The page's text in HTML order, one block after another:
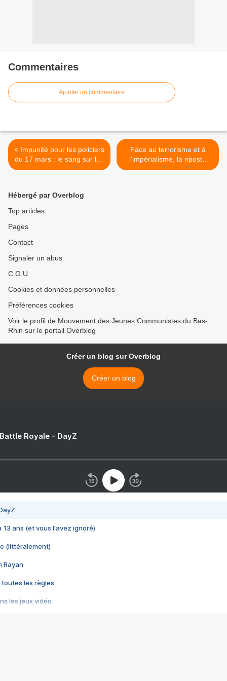
Commentaires
Ajouter un commentaire
< Impunité pour les policiers
du 17 mars : le sang sur les
marches de la Fac de Droit
Face au terrorisme et à
l'impérialisme, la riposte
populaire est plus que
Hébergé par Overblog
Top articles
Pages
Contact
Signaler un abus
C.G.U.
Cookies et données personnelles
Préférences cookies
Voir le profil de Mouvement des Jeunes Communistes du Bas-
Rhin sur le portail Overblog
Créer un blog sur Overblog
Créer un blog
Royale - DayZ
13 ans (et vous l'avez ignoré)
(littéralement)
Rayan
toutes les règles
les jeux vidéo